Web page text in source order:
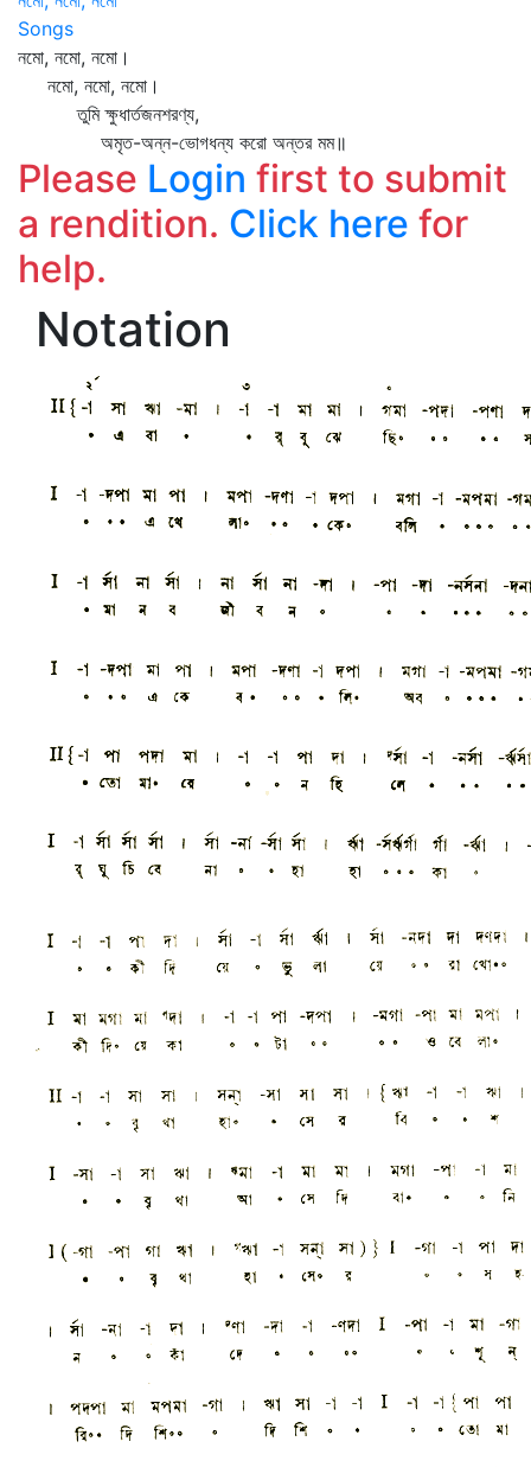
Songs
নমো, নমো, নমো।
নমো, নমো, নমো।
তুমি ক্ষুধার্তজনশরণ্য,
অমৃত-অন্ন-ভোগধন্য করো অন্তর মম॥
Please Login first to submit
a rendition. Click here for
help.
Notation